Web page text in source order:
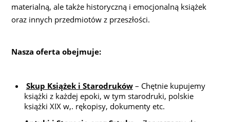
materialną, ale także historyczną i emocjonalną książek
oraz innych przedmiotów z przeszłości.
Nasza oferta obejmuje:
Skup Książek i Starodruków– Chętnie kupujemy
książki z każdej epoki, w tym starodruki, polskie
książki XIX w,. rękopisy, dokumenty etc.